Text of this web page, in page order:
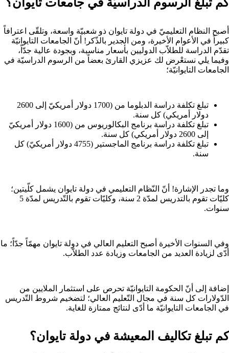
أصبح النظام التعليميّ في دولة تايوان ذو شعبيّة واسعة، وتلقّى اعترافاً
كبيراً في الأعوام الأخيرة، ومن الجدير بالذّكر! أنّ الجامعات التايوانيّة
تقدّم الدراسة للطلاّب الدوليين بأسعار مناسبة، وبجودة عالية جدّاً،
وفيما يلي نستعْرض لك عزيزي القارئ بعضاً من الرسوم الدراسيّة في
الجامعات التايوانيّة؛
تبلغ تكلفة دراسة الدبلوما من (1700 دولار أمريكيّ إلى 2600
دولار أمريكي) كل سنة.
تبلغ تكلفة دراسة برنامج البكالوريوس من (1600 دولار أمريكيّ
إلى 2600 دولار أمريكي) كل سنة.
تبلغ تكلفة دراسة برنامج الماجستير (4755 دولار أمريكيّ) كل
سنة.
وما تجدر الإشارة! أنّ النّظام التعليمي في دولة تايوان يشمل كلّيتين؛
كليّات تقوم بالتدريس لمدّة 2 سنة، وكليّات تقوم بالتّدريس لمدّة 5
سنوات.
وفي السنوات الأخيرة أصبح التعليم العالي في دولة تايوان مهمّاً جدّاً؛ ما
أدّى لزيادة العديد من الجامعات وزيادة عدد الطلاّب.
إضافة إلى أنّ الحكومة التايوانيّة تحرص على استثمار الملايين من
الدّولارات كل سنة في مجال التّعليم العالي؛ لتضخيم شروط التّدريس
في الجامعات التايوانيّة ما أدّى لنتائج ممتازة للغاية.
كم تبلغ تكاليف المعيشة في دولة تايوان؟